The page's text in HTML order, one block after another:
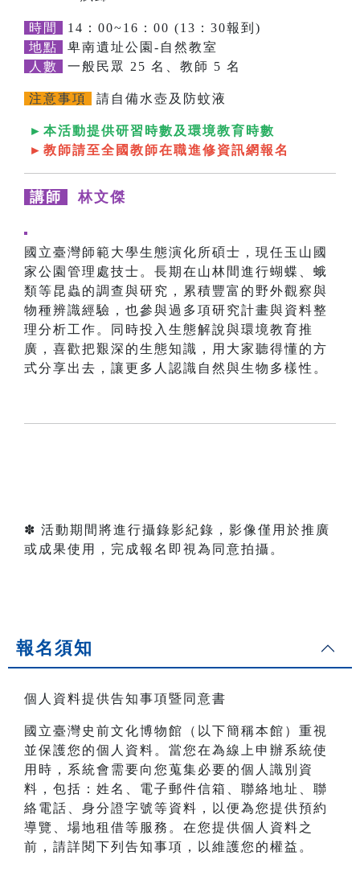
時間
14：00~16：00 (13：30報到)
地點
卑南遺址公園-自然教室
人數
一般民眾 25 名、教師 5 名
注意事項 請自備水壺及防蚊液
►本活動提供研習時數及環境教育時數
►教師請至全國教師在職進修資訊網報名
講師 林文傑
國立臺灣師範大學生態演化所碩士，現任玉山國
家公園管理處技士。長期在山林間進行蝴蝶、蛾
類等昆蟲的調查與研究，累積豐富的野外觀察與
物種辨識經驗，也參與過多項研究計畫與資料整
理分析工作。同時投入生態解說與環境教育推
廣，喜歡把艱深的生態知識，用大家聽得懂的方
式分享出去，讓更多人認識自然與生物多樣性。
✽ 活動期間將進行攝錄影紀錄，影像僅用於推廣
或成果使用，完成報名即視為同意拍攝。
報名須知
個人資料提供告知事項暨同意書
國立臺灣史前文化博物館（以下簡稱本館）重視
並保護您的個人資料。當您在為線上申辦系統使
用時，系統會需要向您蒐集必要的個人識別資
料，包括：姓名、電子郵件信箱、聯絡地址、聯
絡電話、身分證字號等資料，以便為您提供預約
導覽、場地租借等服務。在您提供個人資料之
前，請詳閱下列告知事項，以維護您的權益。